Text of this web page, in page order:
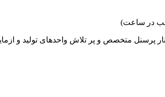
کارگاهی و به کار گیری سه دستگاه بچینگ پلانت با ظرفیت 2500 تن در کنار پرسنل